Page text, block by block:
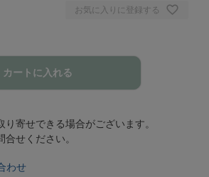
お気に入りに登録する
カートに入れる
寄せできる場合がございます。
せください。
わせ